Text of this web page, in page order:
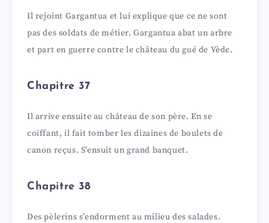
Il rejoint Gargantua et lui explique que ce ne sont
pas des soldats de métier. Gargantua abat un arbre
et part en guerre contre le château du gué de Vède.
Chapitre 37
Il arrive ensuite au château de son père. En se
coiffant, il fait tomber les dizaines de boulets de
canon reçus. S’ensuit un grand banquet.
Chapitre 38
Des pèlerins s’endorment au milieu des salades.